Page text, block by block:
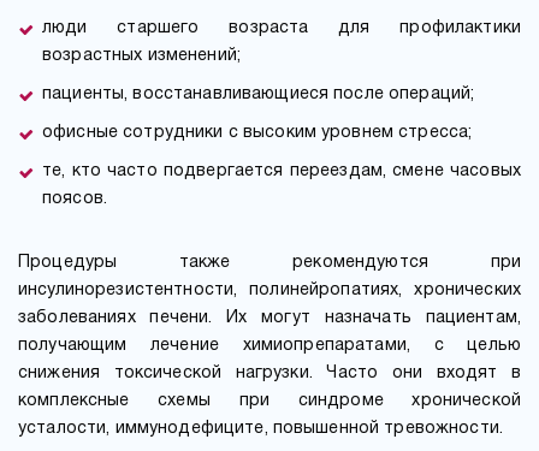
люди старшего возраста для профилактики
возрастных изменений;
пациенты, восстанавливающиеся после операций;
офисные сотрудники с высоким уровнем стресса;
те, кто часто подвергается переездам, смене часовых
поясов.
Процедуры также рекомендуются при
инсулинорезистентности, полинейропатиях, хронических
заболеваниях печени. Их могут назначать пациентам,
получающим лечение химиопрепаратами, с целью
снижения токсической нагрузки. Часто они входят в
комплексные схемы при синдроме хронической
усталости, иммунодефиците, повышенной тревожности.